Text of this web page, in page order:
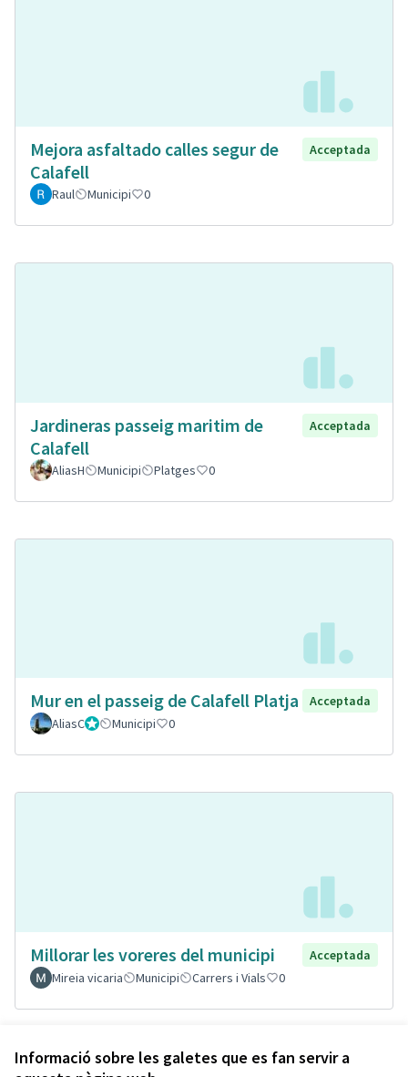
Informació sobre les galetes que es fan servir a
Mejora asfaltado calles segur de
Calafell
Acceptada
Raul Municipi 0
Jardineras passeig maritim de
Calafell
Acceptada
AliasH Municipi Platges 0
Mur en el passeig de Calafell Platja
Acceptada
AliasCGestorMunicipi 0
Millorar les voreres del municipi
Acceptada
Mireia vicaria
Municipi Carrers i Vials 0
Veure totes les propostes retirades